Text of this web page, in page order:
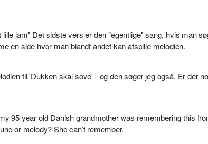
lam" Det sidste vers er den "egentlige" sang, hvis man
en side hvor man blandt andet kan afspille melodien.
til 'Dukken skal sove' - og den søger jeg også. Er der
95 year old Danish grandmother was remembering this
or melody? She can’t remember.